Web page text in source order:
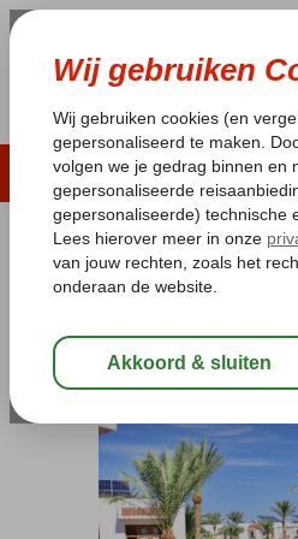
LAST MINUTE
Pakketgarantie
Home
Egypte Rode Zee
Dive Inn
All Inclusive